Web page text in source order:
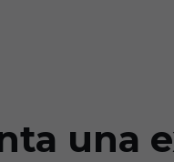
una